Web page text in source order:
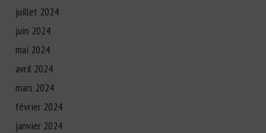
juillet 2024
juin 2024
mai 2024
avril 2024
mars 2024
février 2024
janvier 2024